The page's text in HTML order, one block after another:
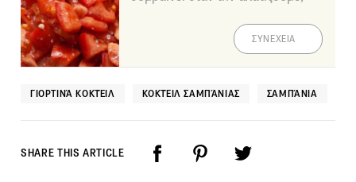
ΣΥΝΕΧΕΙΑ
ΓΙΟΡΤΙΝΆ ΚΟΚΤΈΙΛ ΚΟΚΤΈΙΛ ΣΑΜΠΆΝΙΑΣ ΣΑΜΠΆΝΙΑ
SHARE THIS ARTICLE